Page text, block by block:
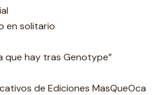
en solitario
que hay tras Genotype”
de Ediciones MasQueOca